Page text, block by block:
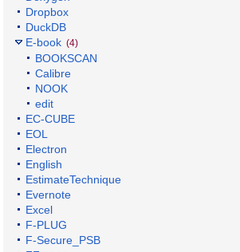
Dropbox
DuckDB
E-book (4)
BOOKSCAN
Calibre
NOOK
edit
EC-CUBE
EOL
Electron
English
EstimateTechnique
Evernote
Excel
F-PLUG
F-Secure_PSB